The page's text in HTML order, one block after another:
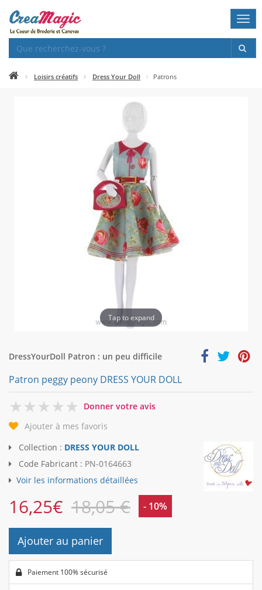
Loisirs créatifs Dress Your Doll Patrons
Tap to expand
DressYourDoll Patron : un peu difficile
Patron peggy peony DRESS YOUR DOLL
0
Donner votre avis
Ajouter à mes favoris
Collection : DRESS YOUR DOLL
Code Fabricant : PN-0164663
Voir les informations détaillées
16,25€ 18,05 € - 10%
Ajouter au panier
Paiement 100% sécurisé